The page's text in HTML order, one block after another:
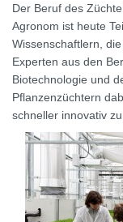
Der Beruf des
Agronom ist heute
Wissenschaftlern,
Experten aus den
Biotechnologie und
Pflanzenzüchtern
schneller innovativ zu